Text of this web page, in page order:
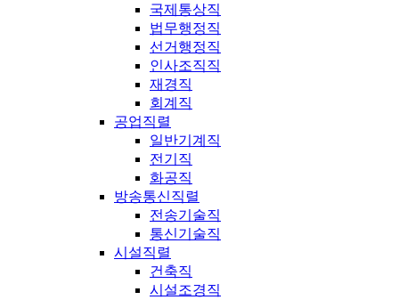
국제통상직
법무행정직
선거행정직
인사조직직
재경직
회계직
공업직렬
일반기계직
전기직
화공직
방송통신직렬
전송기술직
통신기술직
시설직렬
건축직
시설조경직